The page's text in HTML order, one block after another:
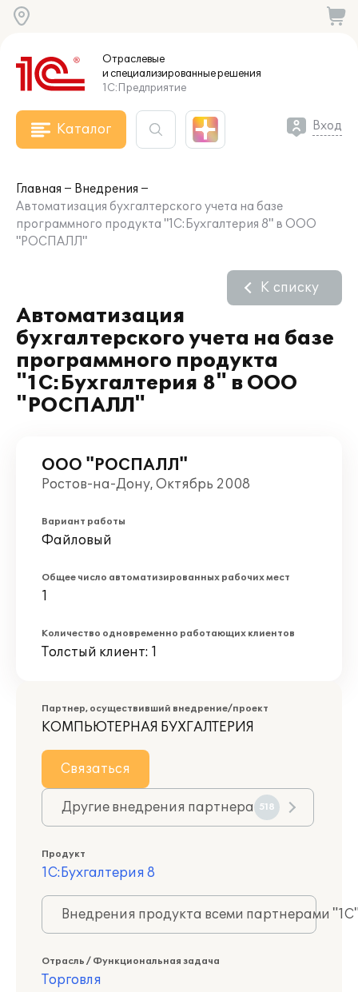
Отраслевые
и специализированныерешения
1С:Предприятие
Каталог Вход
Главная
Внедрения
Автоматизация бухгалтерского учета на базе
программного продукта "1С:Бухгалтерия 8" в ООО
"РОСПАЛЛ"
Автоматизация
бухгалтерского учета на базе
программного продукта
"1С:Бухгалтерия 8" в ООО
"РОСПАЛЛ"
К списку
ООО "РОСПАЛЛ"
Ростов-на-Дону, Октябрь 2008
Вариант работы
Файловый
Общее число автоматизированных рабочих мест
1
Количество одновременно работающих клиентов
Толстый клиент: 1
Партнер, осуществивший внедрение/проект
КОМПЬЮТЕРНАЯ БУХГАЛТЕРИЯ
Связаться
Другие внедрения партнера 518
Продукт
1С:Бухгалтерия 8
Внедрения продукта всеми партнерами
Отрасль / Функциональная задача
Торговля